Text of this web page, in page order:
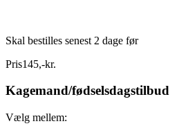
Skal bestilles senest 2 dage før
Pris145,-kr.
Kagemand/fødselsdagstilbud
Vælg mellem: